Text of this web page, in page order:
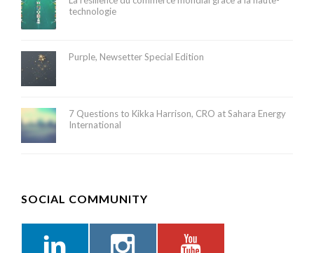
technologie
Purple, Newsetter Special Edition
7 Questions to Kikka Harrison, CRO at Sahara Energy
International
SOCIAL COMMUNITY